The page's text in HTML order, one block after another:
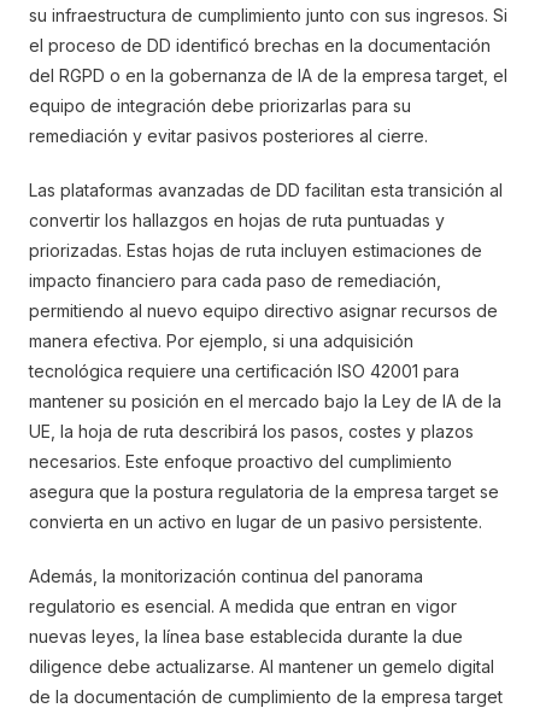
su infraestructura de cumplimiento junto con sus ingresos. Si
el proceso de DD identificó brechas en la documentación
del RGPD o en la gobernanza de IA de la empresa target, el
equipo de integración debe priorizarlas para su
remediación y evitar pasivos posteriores al cierre.
Las plataformas avanzadas de DD facilitan esta transición al
convertir los hallazgos en hojas de ruta puntuadas y
priorizadas. Estas hojas de ruta incluyen estimaciones de
impacto financiero para cada paso de remediación,
permitiendo al nuevo equipo directivo asignar recursos de
manera efectiva. Por ejemplo, si una adquisición
tecnológica requiere una certificación ISO 42001 para
mantener su posición en el mercado bajo la Ley de IA de la
UE, la hoja de ruta describirá los pasos, costes y plazos
necesarios. Este enfoque proactivo del cumplimiento
asegura que la postura regulatoria de la empresa target se
convierta en un activo en lugar de un pasivo persistente.
Además, la monitorización continua del panorama
regulatorio es esencial. A medida que entran en vigor
nuevas leyes, la línea base establecida durante la due
diligence debe actualizarse. Al mantener un gemelo digital
de la documentación de cumplimiento de la empresa target